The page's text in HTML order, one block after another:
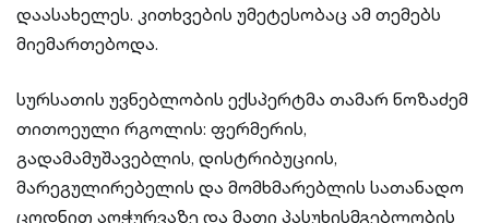
დაასახელეს. კითხვების უმეტესობაც ამ თემებს
მიემართებოდა.
სურსათის უვნებლობის ექსპერტმა თამარ ნოზაძემ
თითოეული რგოლის: ფერმერის,
გადამამუშავებლის, დისტრიბუციის,
მარეგულირებელის და მომხმარებლის სათანადო
ცოდნით აღჭურვაზე და მათი პასუხისმგებლობის